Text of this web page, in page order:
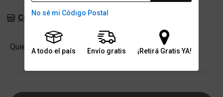
No sé mi Código Postal
A todo el país Envío gratis ¡Retirá Gratis YA!
Consultar stock en sucursales
Quiero -
Cantidad +